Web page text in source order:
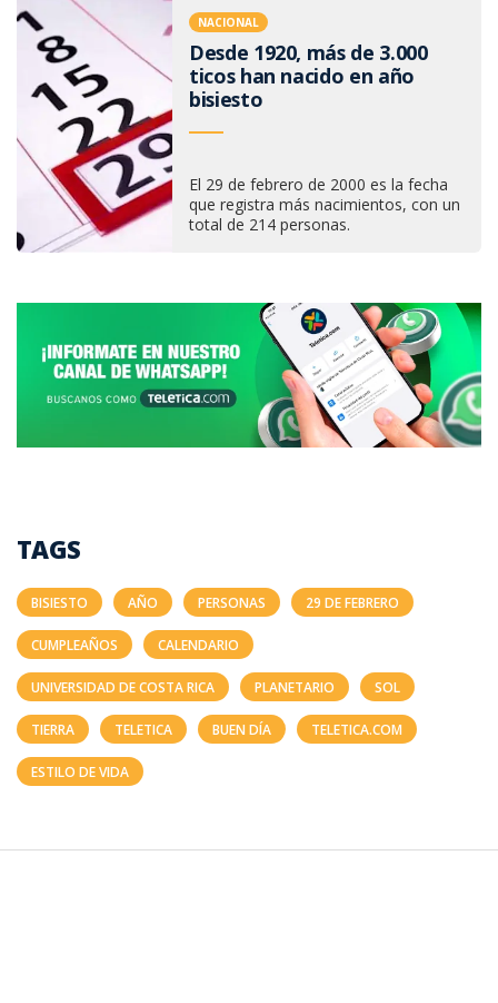
NACIONAL
Desde 1920, más de 3.000
ticos han nacido en año
bisiesto
El 29 de febrero de 2000 es la fecha
que registra más nacimientos, con un
total de 214 personas.
TAGS
BISIESTO AÑO PERSONAS 29 DE FEBRERO
CUMPLEAÑOS CALENDARIO
UNIVERSIDAD DE COSTA RICA PLANETARIO SOL
TIERRA TELETICA BUEN DÍA TELETICA.COM
ESTILO DE VIDA